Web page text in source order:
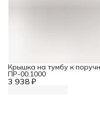
3 938 ₽
Крышка на тумбу к
ПР-00.1000